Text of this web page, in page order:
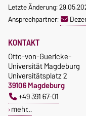
Letzte Änderung:
Ansprechpartner:
KONTAKT
Otto-von-Guericke-
Universität Magdeburg
Universitätsplatz 2
39106 Magdeburg
+49 391 67-01
mehr…